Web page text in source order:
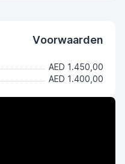
Voorwaarden
AED 1.450,00
AED 1.400,00